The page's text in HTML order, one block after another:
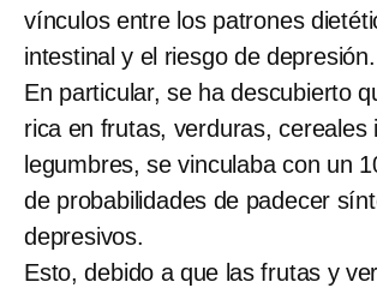
vínculos entre los patrones
intestinal y el riesgo de depresión.
En particular, se ha descubierto
rica en frutas, verduras, cereales
legumbres, se vinculaba con un
de probabilidades de padecer
depresivos.
Esto, debido a que las frutas y